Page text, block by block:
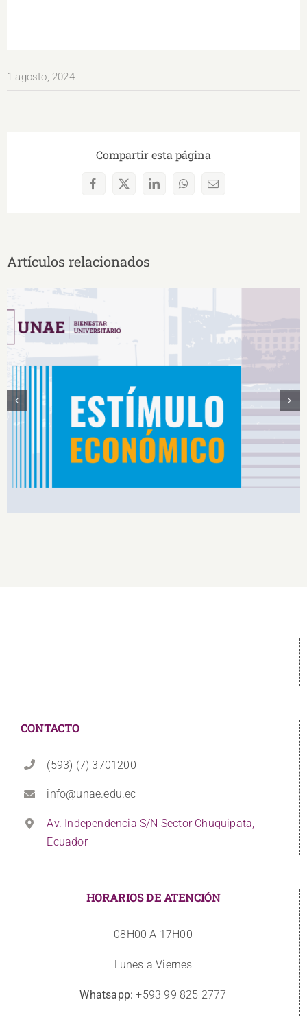
1 agosto, 2024
Compartir esta página
Facebook
X LinkedInWhatsAppCorreo
Artículos relacionados
Estímulos Económicos para Deportistas de Alto
Rendimiento IS2026
CONTACTO
(593) (7) 3701200
info@unae.edu.ec
Av. Independencia S/N Sector Chuquipata,
Ecuador
HORARIOS DE ATENCIÓN
08H00 A 17H00
Lunes a Viernes
Whatsapp: +593 99 825 2777